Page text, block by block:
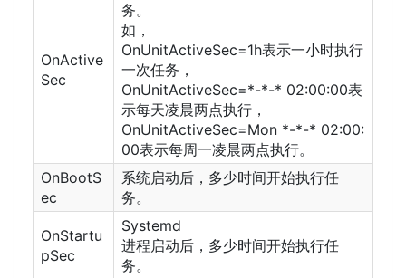
OnActive
Sec
务。
如，
OnUnitActiveSec=1h表示一小时执行
一次任务，
OnUnitActiveSec=*-*-* 02:00:00表
示每天凌晨两点执行，
OnUnitActiveSec=Mon *-*-* 02:00:
00表示每周一凌晨两点执行。
OnBootS
ec
系统启动后，多少时间开始执行任
务。
OnStartu
pSec
Systemd
进程启动后，多少时间开始执行任
务。